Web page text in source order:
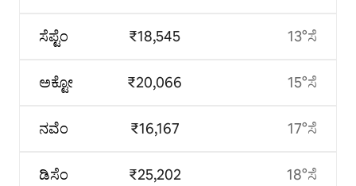
ಸೆಪ್ಟೆಂ
ಅಕ್ಟೋ
ನವೆಂ
ಡಿಸೆಂ
₹18,545
₹20,066
₹16,167
₹25,202
13°ಸೆ
15°ಸೆ
17°ಸೆ
18°ಸೆ